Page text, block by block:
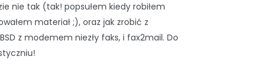
nie tak (tak! popsułem kiedy robiłem
materiał ;), oraz jak zrobić z
z modemem niezły faks, i fax2mail. Do